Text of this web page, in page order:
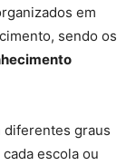
em
sendo os
diferentes graus
escola ou